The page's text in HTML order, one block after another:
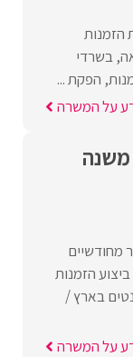
הזמנות
בשרדי
על המשרה
מחודשיים
הזמנות
בארץ /
על המשרה